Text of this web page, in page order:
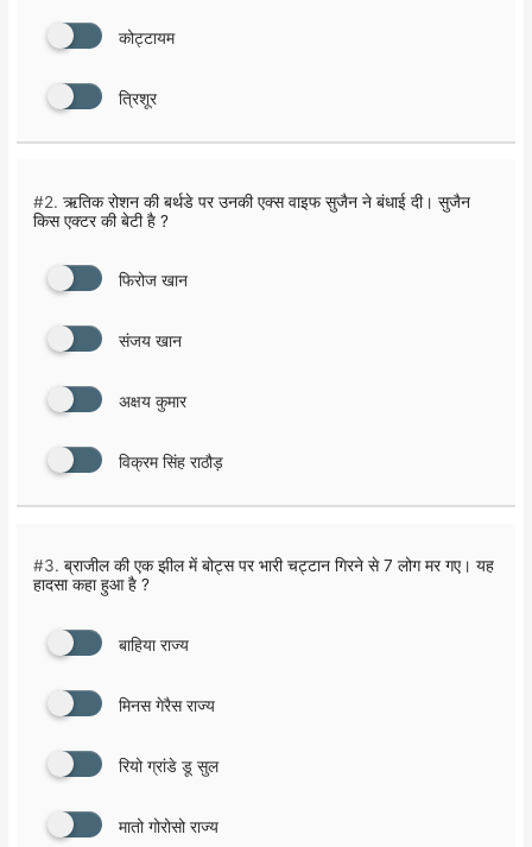
कोट्टायम
त्रिशूर
#2. ऋतिक रोशन की बर्थडे पर उनकी एक्स वाइफ सुजैन ने बंधाई दी। सुजैन
किस एक्टर की बेटी है ?
फिरोज खान
संजय खान
अक्षय कुमार
विक्रम सिंह राठौड़
#3. ब्राजील की एक झील में बोट्स पर भारी चट्टान गिरने से 7 लोग मर गए। यह
हादसा कहा हुआ है ?
बाहिया राज्य
मिनस गेरैस राज्य
रियो ग्रांडे डू सुल
मातो गोरोसो राज्य